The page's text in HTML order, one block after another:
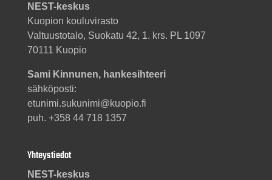
NEST-keskus
Kuopion kouluvirasto
Valtuustotalo, Suokatu 42, 1. krs. PL 1097
70111 Kuopio
Sami Kinnunen, hankesihteeri
sähköposti:
etunimi.sukunimi@kuopio.fi
puh. +358 44 718 1357
Yhteystiedot
NEST-keskus